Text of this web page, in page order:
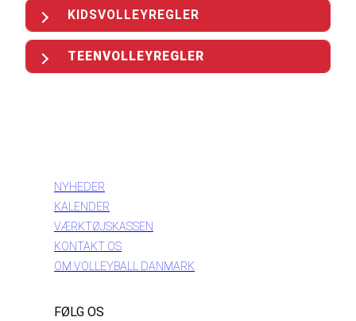
KIDSVOLLEYREGLER
TEENVOLLEYREGLER
NYHEDER
KALENDER
VÆRKTØJSKASSEN
KONTAKT OS
OM VOLLEYBALL DANMARK
FØLG OS